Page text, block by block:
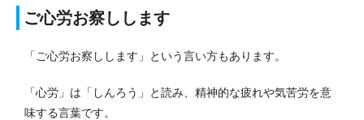
ご心労お察しします
「ご心労お察しします」という言い方もあります。
「心労」は「しんろう」と読み、精神的な疲れや気苦労を意
味する言葉です。